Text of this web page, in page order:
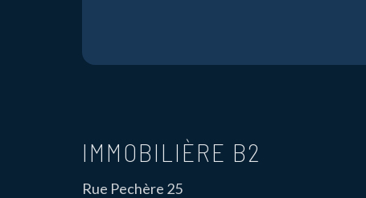
IMMOBILIÈRE B2
Rue Pechère 25